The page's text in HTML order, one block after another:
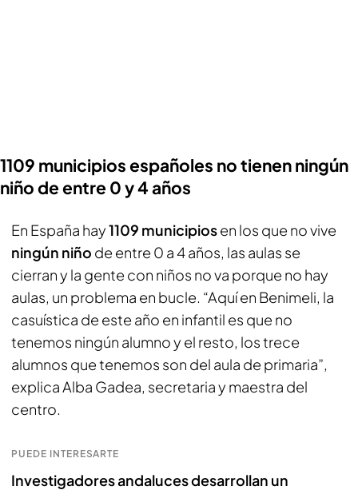
1109 municipios españoles no tienen ningún
niño de entre 0 y 4 años
En España hay1109 municipiosen los que no vive
ningún niño de entre 0 a 4 años, las aulas se
cierran y la gente con niños no va porque no hay
aulas, un problema en bucle. “Aquí en Benimeli, la
casuística de este año en infantil es que no
tenemos ningún alumno y el resto, los trece
alumnos que tenemos son del aula de primaria”,
explica Alba Gadea, secretaria y maestra del
centro.
PUEDE INTERESARTE
Investigadores andaluces desarrollan un